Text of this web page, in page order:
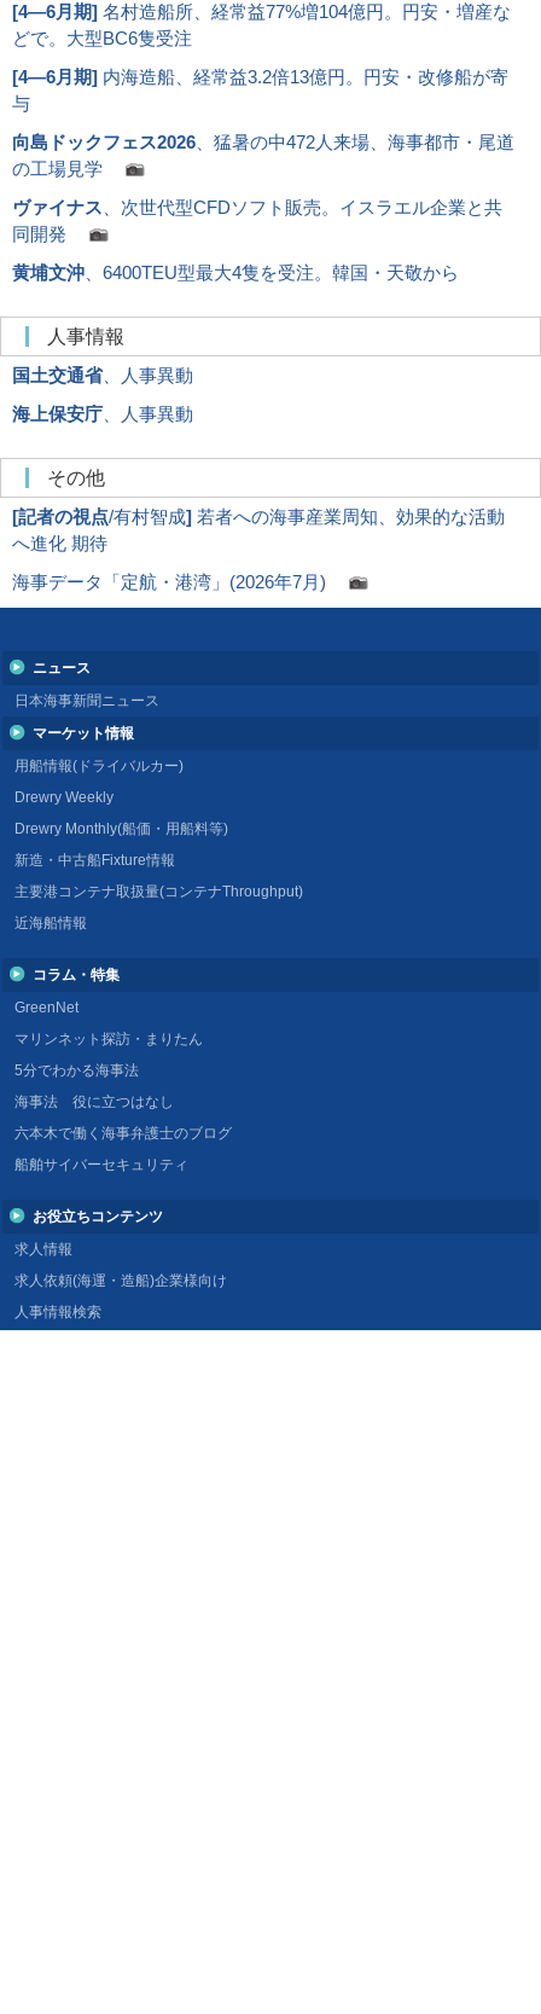
[4―6月期] 名村造船所、経常益77%増104億円。円安・増産な
どで。大型BC6隻受注
[4―6月期] 内海造船、経常益3.2倍13億円。円安・改修船が寄
与
向島ドックフェス2026 、猛暑の中472人来場、海事都市・尾道
の工場見学
ヴァイナス 、次世代型CFDソフト販売。イスラエル企業と共
同開発
黄埔文沖 、6400TEU型最大4隻を受注。韓国・天敬から
人事情報
国土交通省、人事異動
海上保安庁 、人事異動
その他
[記者の視点/有村智成] 若者への海事産業周知、効果的な活動
へ進化 期待
海事データ「定航・港湾」(2026年7月)
ニュース
日本海事新聞ニュース
マーケット情報
用船情報(ドライバルカー)
Drewry Weekly
Drewry Monthly(船価・用船料等)
新造・中古船Fixture情報
主要港コンテナ取扱量(コンテナThroughput)
近海船情報
コラム・特集
GreenNet
マリンネット探訪・まりたん
5分でわかる海事法
海事法 役に立つはなし
六本木で働く海事弁護士のブログ
船舶サイバーセキュリティ
お役立ちコンテンツ
求人情報
求人依頼(海運・造船)企業様向け
人事情報検索